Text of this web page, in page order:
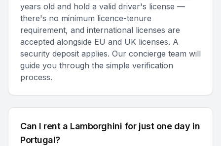
years old and hold a valid driver's license —
there's no minimum licence-tenure
requirement, and international licenses are
accepted alongside EU and UK licenses. A
security deposit applies. Our concierge team will
guide you through the simple verification
process.
Can I rent a Lamborghini for just one day in
Portugal?